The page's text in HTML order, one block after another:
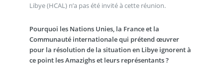
Libye (HCAL) n’a pas été invité à cette réunion.
Pourquoi les Nations Unies, la France et la
Communauté internationale qui prétend œuvrer
pour la résolution de la situation en Libye ignorent à
ce point les Amazighs et leurs représentants ?